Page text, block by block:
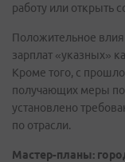
работу или открыть
Положительное
зарплат «указных»
Кроме того, с
получающих меры
установлено
по отрасли.
Мастер-планы: